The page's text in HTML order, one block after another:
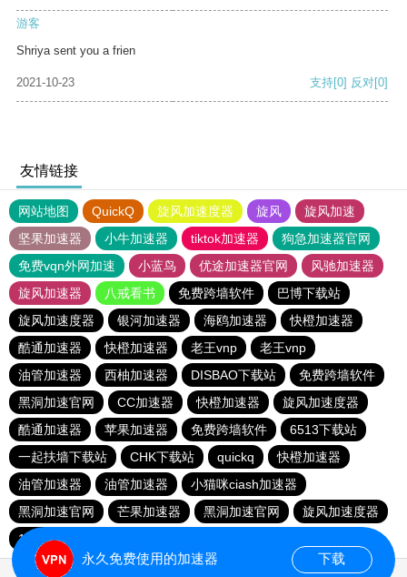
游客
Shriya sent you a frien
2021-10-23 支持[0] 反对[0]
友情链接
网站地图 QuickQ 旋风加速度器 旋风
旋风加速
坚果加速器
小牛加速器 tiktok加速器
狗急加速器官网
免费vqn外网加速
小蓝鸟 优途加速器官网
风驰加速器
旋风加速器
八戒看书 免费跨墙软件
巴博下载站
旋风加速度器
银河加速器 海鸥加速器
快橙加速器
酷通加速器
快橙加速器 老王vnp
老王vnp
油管加速器
西柚加速器 DISBAO下载站
免费跨墙软件
黑洞加速官网
CC加速器 快橙加速器
旋风加速度器
酷通加速器
苹果加速器 免费跨墙软件
6513下载站
一起扶墙下载站
CHK下载站 quickq
快橙加速器
油管加速器
油管加速器
小猫咪ciash加速器
黑洞加速官网
芒果加速器 黑洞加速官网
旋风加速度器
186下载站
永久免费使用的加速器 下载